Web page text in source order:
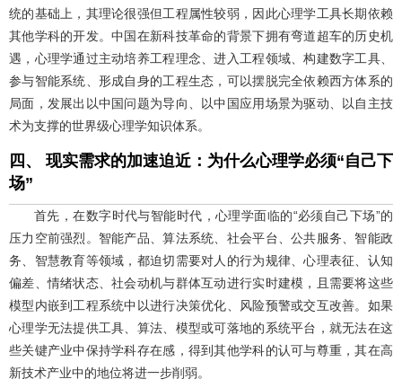
统的基础上，其理论很强但工程属性较弱，因此心理学工具长期依赖
其他学科的开发。中国在新科技革命的背景下拥有弯道超车的历史机
遇，心理学通过主动培养工程理念、进入工程领域、构建数字工具、
参与智能系统、形成自身的工程生态，可以摆脱完全依赖西方体系的
局面，发展出以中国问题为导向、以中国应用场景为驱动、以自主技
术为支撑的世界级心理学知识体系。
四、 现实需求的加速迫近：为什么心理学必须“自己下
场”
首先，在数字时代与智能时代，心理学面临的“必须自己下场”的
压力空前强烈。智能产品、算法系统、社会平台、公共服务、智能政
务、智慧教育等领域，都迫切需要对人的行为规律、心理表征、认知
偏差、情绪状态、社会动机与群体互动进行实时建模，且需要将这些
模型内嵌到工程系统中以进行决策优化、风险预警或交互改善。如果
心理学无法提供工具、算法、模型或可落地的系统平台，就无法在这
些关键产业中保持学科存在感，得到其他学科的认可与尊重，其在高
新技术产业中的地位将进一步削弱。